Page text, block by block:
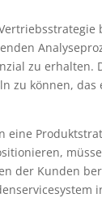
zu
zu können,
der Kunden